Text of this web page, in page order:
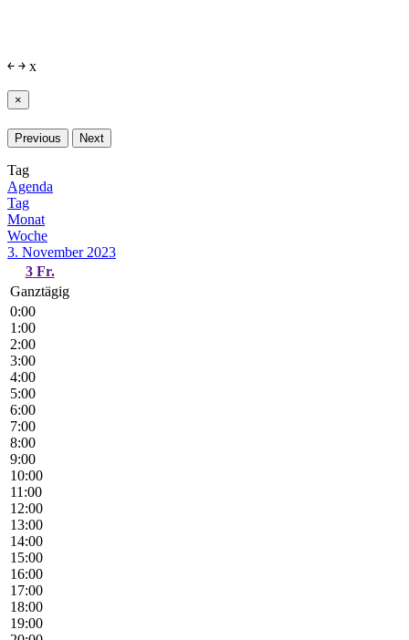
￩ ￫ x
×
Previous Next
Tag
Agenda
Tag
Monat
Woche
3. November 2023
3 Fr.
Ganztägig
0:00
1:00
2:00
3:00
4:00
5:00
6:00
7:00
8:00
9:00
10:00
11:00
12:00
13:00
14:00
15:00
16:00
17:00
18:00
19:00